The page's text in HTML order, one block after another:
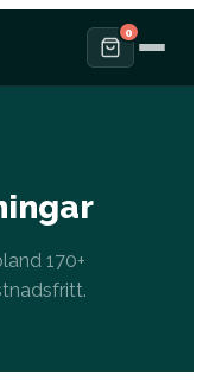
0
170+